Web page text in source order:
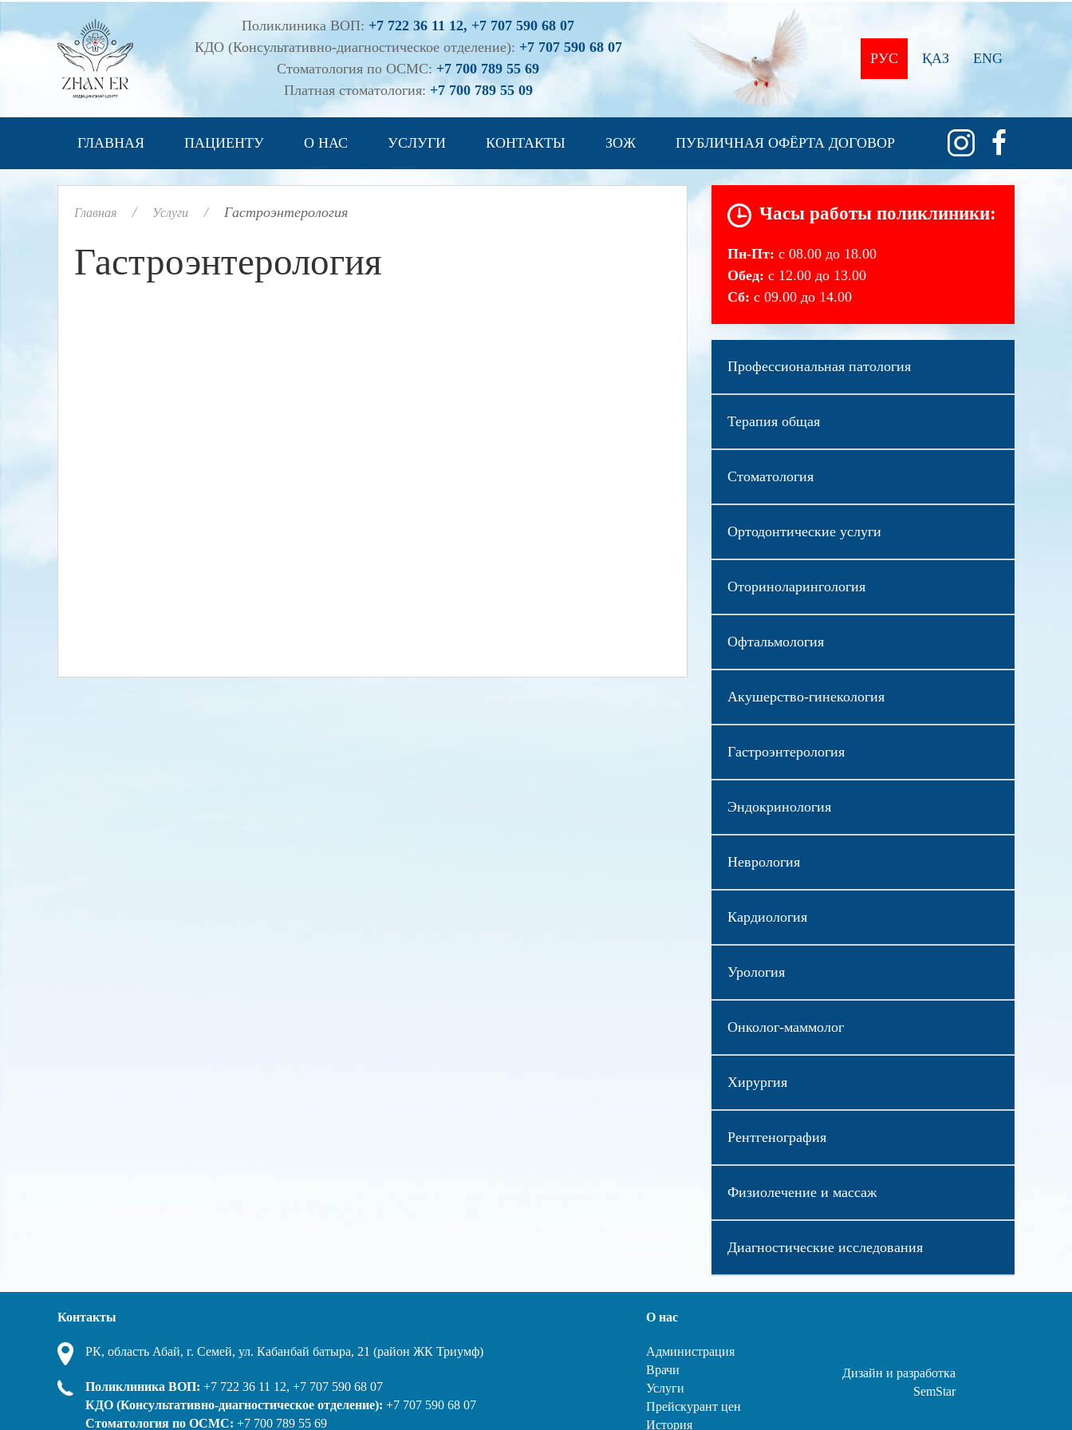
Поликлиника ВОП: +7 722 36 11 12, +7 707 590 68 07
КДО (Консультативно-диагностическое отделение): +7 707 590 68 07
Стоматология по ОСМС: +7 700 789 55 69
Платная стоматология: +7 700 789 55 09
РУС ҚАЗ ENG
ГЛАВНАЯ ПАЦИЕНТУ О НАС УСЛУГИ КОНТАКТЫ ЗОЖ ПУБЛИЧНАЯ ОФЁРТА ДОГОВОР
Главная Услуги Гастроэнтерология
Гастроэнтерология
Часы работы поликлиники:
Пн-Пт: с 08.00 до 18.00
Обед: с 12.00 до 13.00
Сб: с 09.00 до 14.00
Профессиональная патология
Терапия общая
Стоматология
Ортодонтические услуги
Оториноларингология
Офтальмология
Акушерство-гинекология
Гастроэнтерология
Эндокринология
Неврология
Кардиология
Урология
Онколог-маммолог
Хирургия
Рентгенография
Физиолечение и массаж
Диагностические исследования
Контакты
РК, область Абай, г. Семей, ул. Кабанбай батыра, 21 (район ЖК Триумф)
Поликлиника ВОП: +7 722 36 11 12, +7 707 590 68 07
КДО (Консультативно-диагностическое отделение): +7 707 590 68 07
Стоматология по ОСМС: +7 700 789 55 69
О нас
Администрация
Врачи
Услуги
Прейскурант цен
История
Дизайн и разработка
SemStar